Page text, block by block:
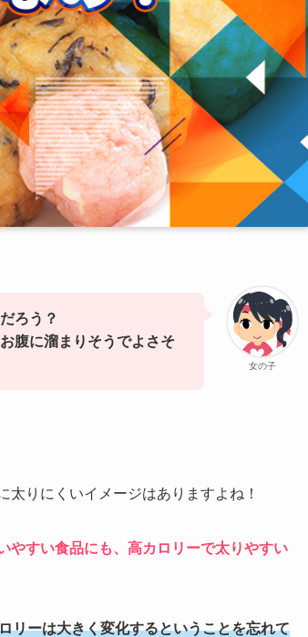
女の子
ろう？
腹に溜まりそうでよさそ
りにくいイメージはありますよね！
やすい食品にも、高カロリーで太りやすい
リーは大きく変化するということを忘れて